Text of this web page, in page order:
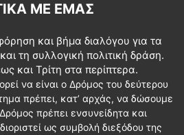
ΜΕ ΕΜΆΣ
και βήμα διαλόγου για τα
τη συλλογική πολιτική δράση.
και Τρίτη στα περίπτερα.
να είναι ο Δρόμος του δεύτερου
πρέπει, κατ’ αρχάς, να δώσουμε
πρέπει ενσυνείδητα και
ως συμβολή διεξόδου της